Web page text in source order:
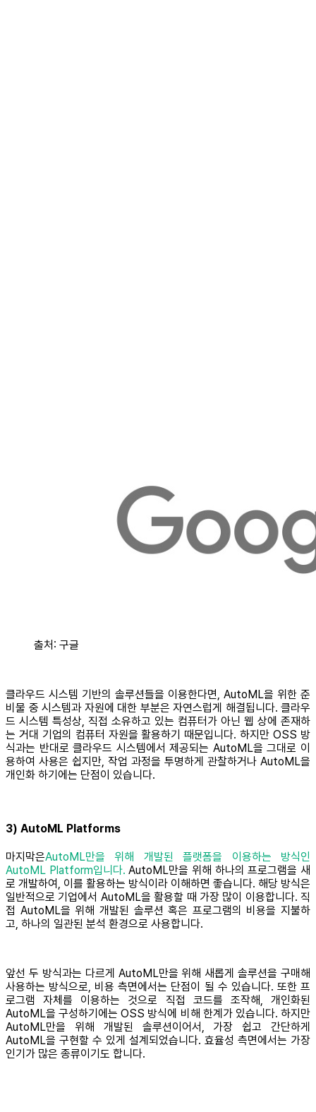
출처: 구글
클라우드 시스템 기반의 솔루션들을 이용한다면, AutoML을 위한 준
비물 중 시스템과 자원에 대한 부분은 자연스럽게 해결됩니다. 클라우
드 시스템 특성상, 직접 소유하고 있는 컴퓨터가 아닌 웹 상에 존재하
는 거대 기업의 컴퓨터 자원을 활용하기 때문입니다. 하지만 OSS 방
식과는 반대로 클라우드 시스템에서 제공되는 AutoML을 그대로 이
용하여 사용은 쉽지만, 작업 과정을 투명하게 관찰하거나 AutoML을
개인화 하기에는 단점이 있습니다.
3) AutoML Platforms
마지막은AutoML만을 위해 개발된 플랫폼을 이용하는 방식인
AutoML Platform입니다. AutoML만을 위해 하나의 프로그램을 새
로 개발하여, 이를 활용하는 방식이라 이해하면 좋습니다. 해당 방식은
일반적으로 기업에서 AutoML을 활용할 때 가장 많이 이용합니다. 직
접 AutoML을 위해 개발된 솔루션 혹은 프로그램의 비용을 지불하
고, 하나의 일관된 분석 환경으로 사용합니다.
앞선 두 방식과는 다르게 AutoML만을 위해 새롭게 솔루션을 구매해
사용하는 방식으로, 비용 측면에서는 단점이 될 수 있습니다. 또한 프
로그램 자체를 이용하는 것으로 직접 코드를 조작해, 개인화된
AutoML을 구성하기에는 OSS 방식에 비해 한계가 있습니다. 하지만
AutoML만을 위해 개발된 솔루션이어서, 가장 쉽고 간단하게
AutoML을 구현할 수 있게 설계되었습니다. 효율성 측면에서는 가장
인기가 많은 종류이기도 합니다.